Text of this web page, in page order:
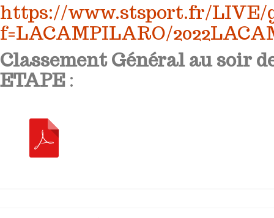
https://www.stsport.fr/LIVE/
f=LACAMPILARO/
Classement Général au soir
ETAPE: